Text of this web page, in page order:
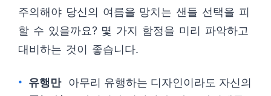
주의해야 당신의 여름을 망치는 샌들 선택을 피
할 수 있을까요? 몇 가지 함정을 미리 파악하고
대비하는 것이 좋습니다.
유행만
아무리 유행하는 디자인이라도 자신의